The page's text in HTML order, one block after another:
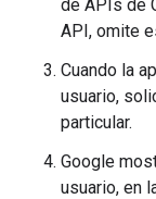
de APIs de
API, omite
Cuando la
usuario,
particular.
Google
usuario, en